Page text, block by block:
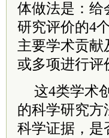
体做法是：给
研究评价的4
主要学术贡献
或多项进行评
这4类学术
的科学研究方
科学证据，是